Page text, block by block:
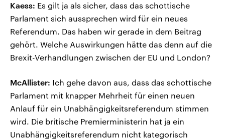
Kaess: Es gilt ja als sicher, dass das schottische
Parlament sich aussprechen wird für ein neues
Referendum. Das haben wir gerade in dem Beitrag
gehört. Welche Auswirkungen hätte das denn auf die
Brexit-Verhandlungen zwischen der EU und London?
McAllister: Ich gehe davon aus, dass das schottische
Parlament mit knapper Mehrheit für einen neuen
Anlauf für ein Unabhängigkeitsreferendum stimmen
wird. Die britische Premierministerin hat ja ein
Unabhängigkeitsreferendum nicht kategorisch